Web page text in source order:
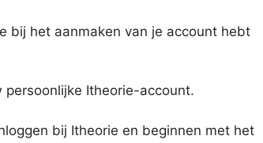
bij het aanmaken van je account hebt
persoonlijke Itheorie-account.
bij Itheorie en beginnen met het